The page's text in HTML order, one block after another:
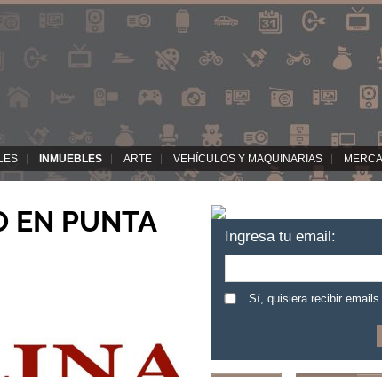
INMUEBLES ARTE VEHÍCULOS Y MAQUINARIAS
EN PUNTA
Ingresa tu email:
Sí, quisiera recibir emails